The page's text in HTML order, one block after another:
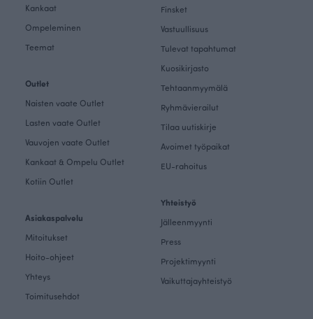
Kankaat
Ompeleminen
Teemat
Outlet
Naisten vaate Outlet
Lasten vaate Outlet
Vauvojen vaate Outlet
Kankaat & Ompelu Outlet
Kotiin Outlet
Asiakaspalvelu
Mitoitukset
Hoito-ohjeet
Yhteys
Toimitusehdot
Finsket
Vastuullisuus
Tulevat tapahtumat
Kuosikirjasto
Tehtaanmyymälä
Ryhmävierailut
Tilaa uutiskirje
Avoimet työpaikat
EU-rahoitus
Yhteistyö
Jälleenmyynti
Press
Projektimyynti
Vaikuttajayhteistyö